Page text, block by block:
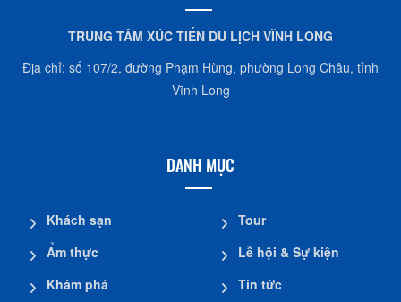
TRUNG TÂM XÚC TIẾN DU LỊCH VĨNH LONG
Địa chỉ: số 107/2, đường Phạm Hùng, phường Long Châu, tỉnh
Vĩnh Long
DANH MỤC
Khách sạn
Ẩm thực
Khám phá
Tour
Lễ hội & Sự kiện
Tin tức